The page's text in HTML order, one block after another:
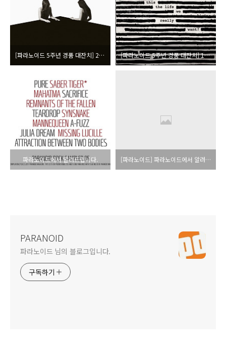
[파라노이드 5주년 경품 대잔치] 2. 로얄 블러드 [How Did We Get So Dark?] CD 5매 [파라노이드 5주년 경품 대잔치] 1. 로저 워터스 [Is This The Life We Really Want?] CD 5매
파라노이드에서 알려드립니다. [파라노이드] 파라노이드에서 알려드립니다.
PARANOID
파라노이드 님의 블로그입니다.
구독하기